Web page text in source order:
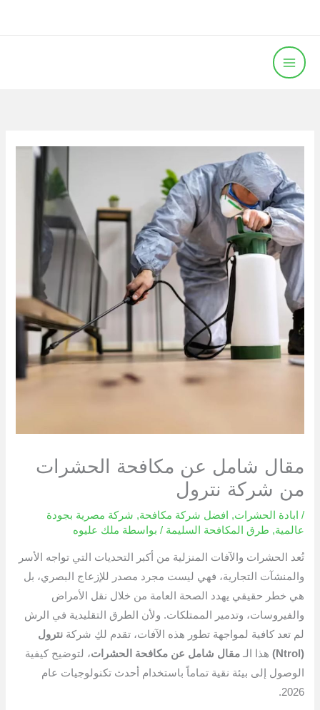
المحتوى
مقال شامل عن مكافحة الحشرات
من شركة نترول
/ ابادة الحشرات, افضل شركة مكافحة, شركة مصرية بجودة
عالمية, طرق المكافحة السليمة / بواسطة ملك عليوه
تُعد الحشرات والآفات المنزلية من أكبر التحديات التي تواجه الأسر
والمنشآت التجارية، فهي ليست مجرد مصدر للإزعاج البصري، بل
هي خطر حقيقي يهدد الصحة العامة من خلال نقل الأمراض
والفيروسات، وتدمير الممتلكات. ولأن الطرق التقليدية في الرش
لم تعد كافية لمواجهة تطور هذه الآفات، تقدم لكِ شركةنترول
(Ntrol)
هذا الـمقال شامل عن مكافحة الحشرات، لتوضيح كيفية
الوصول إلى بيئة نقية تماماً باستخدام أحدث تكنولوجيات عام
2026.